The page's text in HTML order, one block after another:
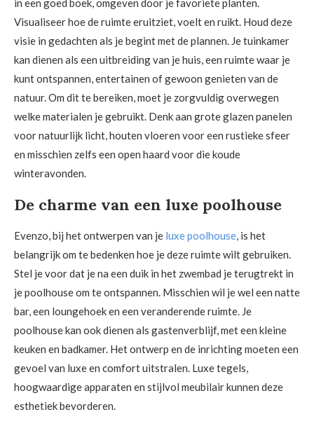
in een goed boek, omgeven door je favoriete planten.
Visualiseer hoe de ruimte eruitziet, voelt en ruikt. Houd deze
visie in gedachten als je begint met de plannen. Je tuinkamer
kan dienen als een uitbreiding van je huis, een ruimte waar je
kunt ontspannen, entertainen of gewoon genieten van de
natuur. Om dit te bereiken, moet je zorgvuldig overwegen
welke materialen je gebruikt. Denk aan grote glazen panelen
voor natuurlijk licht, houten vloeren voor een rustieke sfeer
en misschien zelfs een open haard voor die koude
winteravonden.
De charme van een luxe poolhouse
Evenzo, bij het ontwerpen van je luxe poolhouse, is het
belangrijk om te bedenken hoe je deze ruimte wilt gebruiken.
Stel je voor dat je na een duik in het zwembad je terugtrekt in
je poolhouse om te ontspannen. Misschien wil je wel een natte
bar, een loungehoek en een veranderende ruimte. Je
poolhouse kan ook dienen als gastenverblijf, met een kleine
keuken en badkamer. Het ontwerp en de inrichting moeten een
gevoel van luxe en comfort uitstralen. Luxe tegels,
hoogwaardige apparaten en stijlvol meubilair kunnen deze
esthetiek bevorderen.